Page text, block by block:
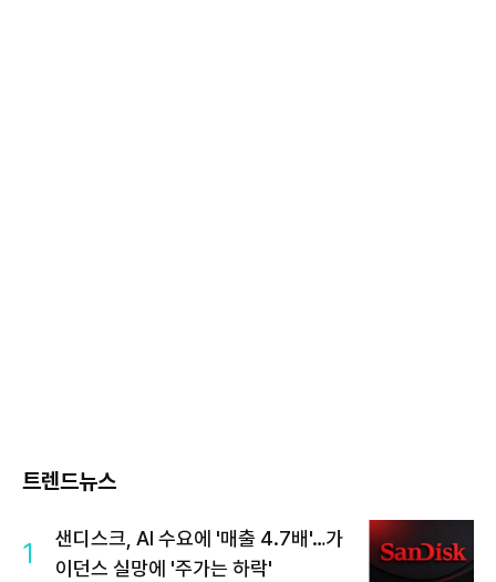
트렌드뉴스
1
샌디스크, AI 수요에 '매출 4.7배'…가
이던스 실망에 '주가는 하락'